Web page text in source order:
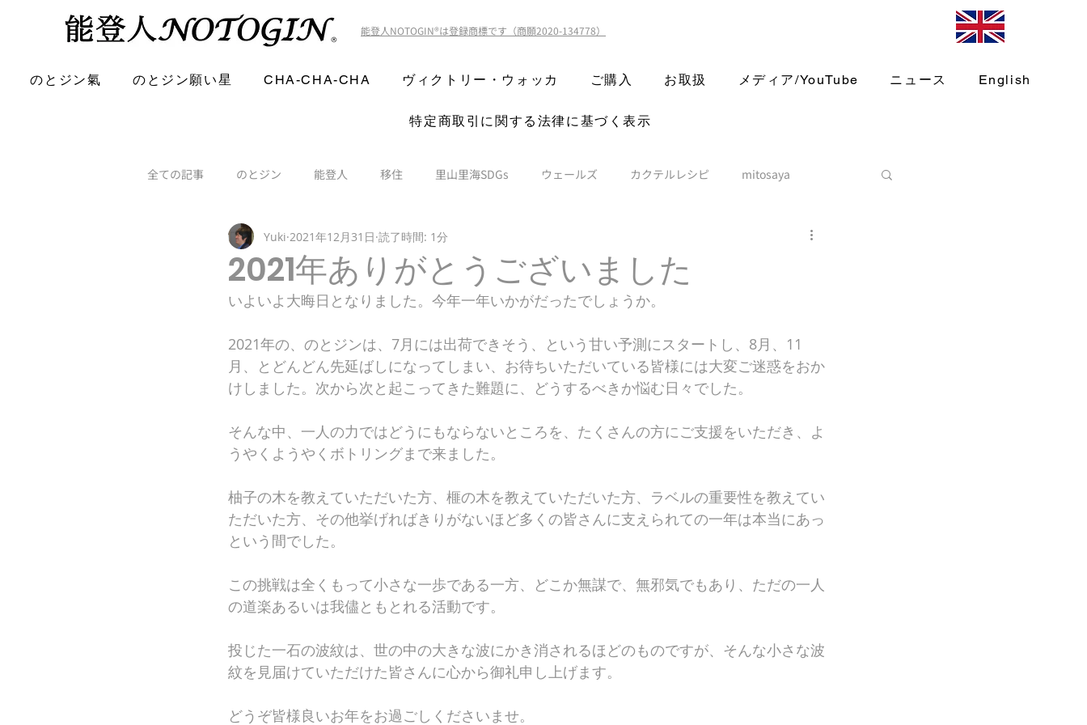
能登人NOTOGIN®️は登録商標です（商願2020-134778）
のとジン氣 のとジン願い星 CHA-CHA-CHA ヴィクトリー・ウォッカ ご購入 お取扱 メディア/YouTube ニュース English
特定商取引に関する法律に基づく表示
全ての記事 のとジン 能登人 移住 里山里海SDGs ウェールズ カクテルレシピ mitosaya
2021年ありがとうございました
Yuki 2021年12月31日 読了時間: 1分
いよいよ大晦日となりました。今年一年いかがだったでしょうか。
2021年の、のとジンは、7月には出荷できそう、という甘い予測にスタートし、8月、11
月、とどんどん先延ばしになってしまい、お待ちいただいている皆様には大変ご迷惑をおか
けしました。次から次と起こってきた難題に、どうするべきか悩む日々でした。
そんな中、一人の力ではどうにもならないところを、たくさんの方にご支援をいただき、よ
うやくようやくボトリングまで来ました。
柚子の木を教えていただいた方、榧の木を教えていただいた方、ラベルの重要性を教えてい
ただいた方、その他挙げればきりがないほど多くの皆さんに支えられての一年は本当にあっ
という間でした。
この挑戦は全くもって小さな一歩である一方、どこか無謀で、無邪気でもあり、ただの一人
の道楽あるいは我儘ともとれる活動です。
投じた一石の波紋は、世の中の大きな波にかき消されるほどのものですが、そんな小さな波
紋を見届けていただけた皆さんに心から御礼申し上げます。
どうぞ皆様良いお年をお過ごしくださいませ。